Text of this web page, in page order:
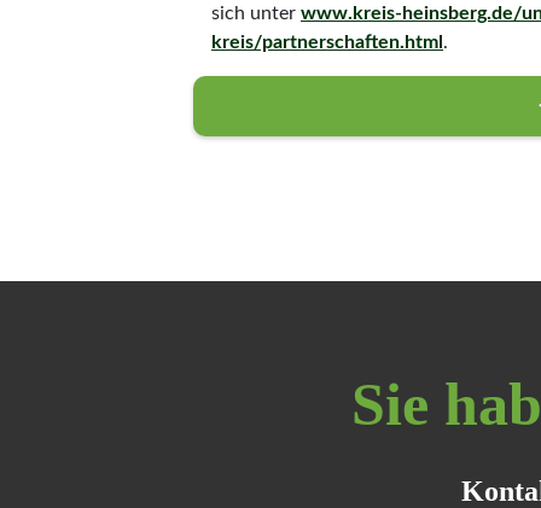
sich unter www.kreis-heinsberg.de/
kreis/partnerschaften.html .
Sie